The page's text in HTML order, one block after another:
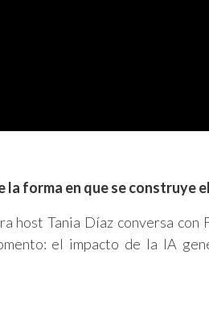
forma en que se construye
host Tania Díaz conversa con
el impacto de la IA